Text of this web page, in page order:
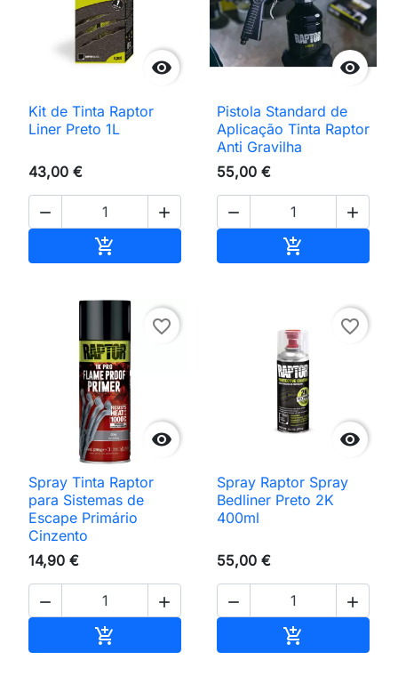

Kit de Tinta Raptor
Liner Preto 1L
43,00 €
 


Pistola Standard de
Aplicação Tinta Raptor
Anti Gravilha
55,00 €
 


favorite_border
Spray Tinta Raptor
para Sistemas de
Escape Primário
Cinzento
14,90 €
 


favorite_border
Spray Raptor Spray
Bedliner Preto 2K
400ml
55,00 €
 
